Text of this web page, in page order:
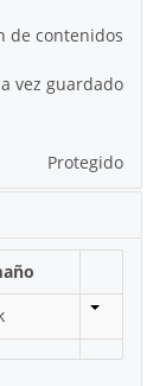
de contenidos
vez guardado
Protegido